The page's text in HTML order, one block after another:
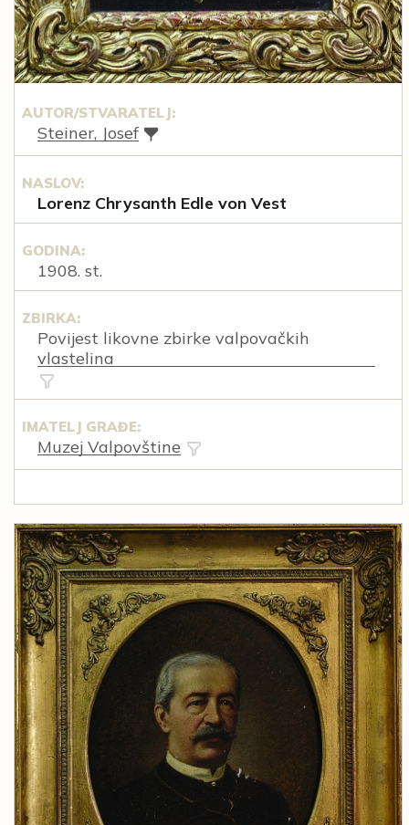
AUTOR/STVARATELJ:
Steiner, Josef
NASLOV:
Lorenz Chrysanth Edle von Vest
GODINA:
1908. st.
ZBIRKA:
Povijest likovne zbirke valpovačkih
vlastelina
IMATELJ GRAĐE:
Muzej Valpovštine